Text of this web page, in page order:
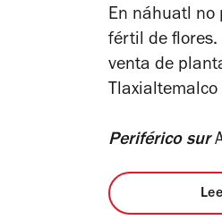
En náhuatl no
fértil de flores.
venta de
Periférico sur